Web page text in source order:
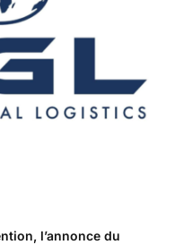
l’annonce du